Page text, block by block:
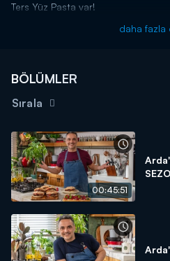
Ters Yüz Pasta var!
Yapımcılığını Özlem Erginay’ın
daha fazla
BÖLÜMLER
Sırala
00:45:51